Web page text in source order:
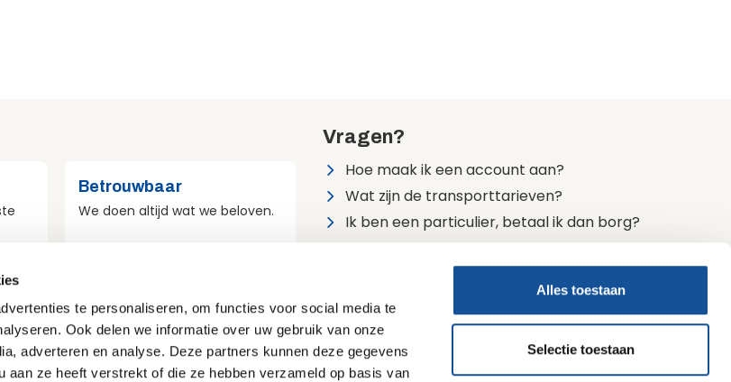
te personaliseren, om functies voor social media te
Ook delen we informatie over uw gebruik van onze
adverteren en analyse. Deze partners kunnen deze gegevens
aan ze heeft verstrekt of die ze hebben verzameld op basis van
Alles toestaan
Selectie toestaan
Betrouwbaar
We doen altijd wat we beloven.
Veiligheid voor mens, materieel
en omgeving.
Vragen?
Hoe maak ik een account aan?
Wat zijn de transporttarieven?
Ik ben een particulier, betaal ik dan borg?
24/7 bereikbaar
0900 7474747 (lokaal tarief)